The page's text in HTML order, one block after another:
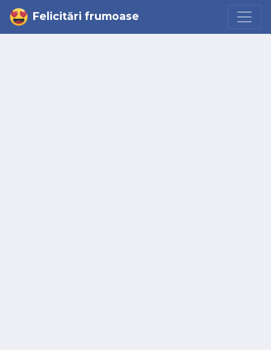
Felicitări frumoase